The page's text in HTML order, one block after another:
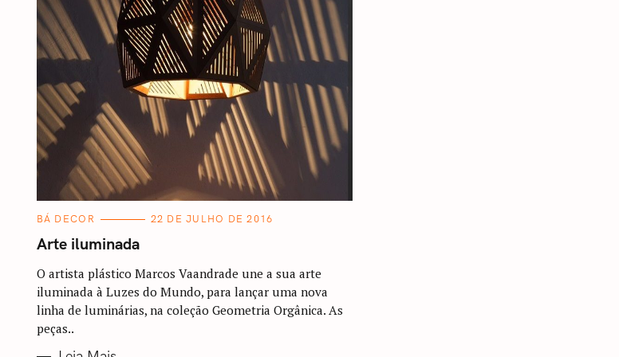
C
T
E
O
R
I
S
BÁ DECOR 22 DE JULHO DE 2016
Arte iluminada
O artista plástico Marcos Vaandrade une a sua arte
iluminada à Luzes do Mundo, para lançar uma nova
linha de luminárias, na coleção Geometria Orgânica. As
peças..